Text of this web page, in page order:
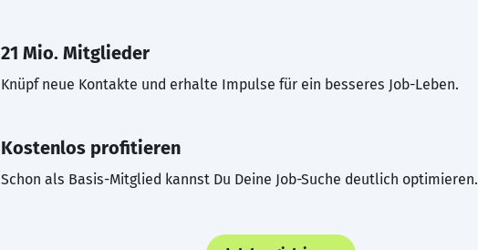
21 Mio. Mitglieder
Knüpf neue Kontakte und erhalte Impulse für ein besseres Job-Leben.
Kostenlos profitieren
Schon als Basis-Mitglied kannst Du Deine Job-Suche deutlich optimieren.